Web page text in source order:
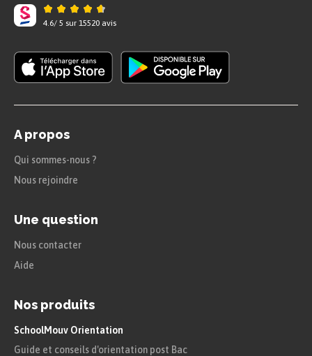
4.6/ 5 sur 15520 avis
A propos
Qui sommes-nous ?
Nous rejoindre
Une question
Nous contacter
Aide
Nos produits
SchoolMouv Orientation
Guide et conseils d'orientation post Bac